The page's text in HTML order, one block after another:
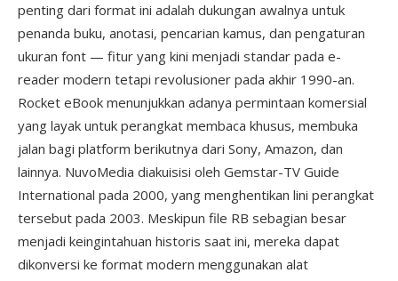
penting dari format ini adalah dukungan awalnya untuk
penanda buku, anotasi, pencarian kamus, dan pengaturan
ukuran font — fitur yang kini menjadi standar pada e-
reader modern tetapi revolusioner pada akhir 1990-an.
Rocket eBook menunjukkan adanya permintaan komersial
yang layak untuk perangkat membaca khusus, membuka
jalan bagi platform berikutnya dari Sony, Amazon, dan
lainnya. NuvoMedia diakuisisi oleh Gemstar-TV Guide
International pada 2000, yang menghentikan lini perangkat
tersebut pada 2003. Meskipun file RB sebagian besar
menjadi keingintahuan historis saat ini, mereka dapat
dikonversi ke format modern menggunakan alat